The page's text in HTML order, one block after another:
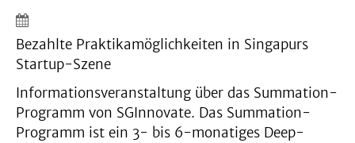
Bezahlte Praktikamöglichkeiten in Singapurs
Startup-Szene
Informationsveranstaltung über das Summation-
Programm von SGInnovate. Das Summation-
Programm ist ein 3- bis 6-monatiges Deep-